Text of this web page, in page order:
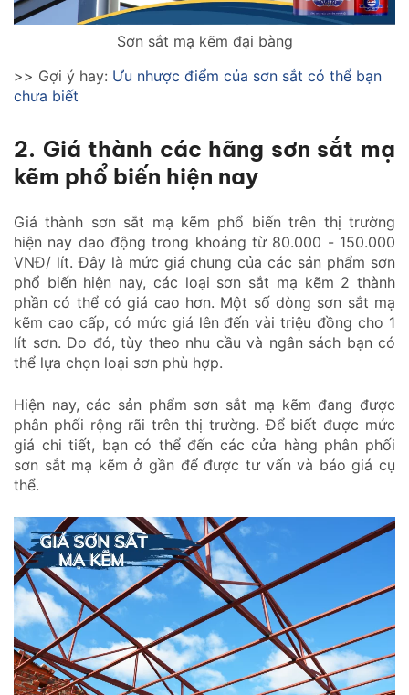
Sơn sắt mạ kẽm đại bàng
>> Gợi ý hay: Ưu nhược điểm của sơn sắt có thể bạn
chưa biết
2. Giá thành các hãng sơn sắt mạ
kẽm phổ biến hiện nay
Giá thành sơn sắt mạ kẽm phổ biến trên thị trường
hiện nay dao động trong khoảng từ 80.000 - 150.000
VNĐ/ lít. Đây là mức giá chung của các sản phẩm sơn
phổ biến hiện nay, các loại sơn sắt mạ kẽm 2 thành
phần có thể có giá cao hơn. Một số dòng sơn sắt mạ
kẽm cao cấp, có mức giá lên đến vài triệu đồng cho 1
lít sơn. Do đó, tùy theo nhu cầu và ngân sách bạn có
thể lựa chọn loại sơn phù hợp.
Hiện nay, các sản phẩm sơn sắt mạ kẽm đang được
phân phối rộng rãi trên thị trường. Để biết được mức
giá chi tiết, bạn có thể đến các cửa hàng phân phối
sơn sắt mạ kẽm ở gần để được tư vấn và báo giá cụ
thể.